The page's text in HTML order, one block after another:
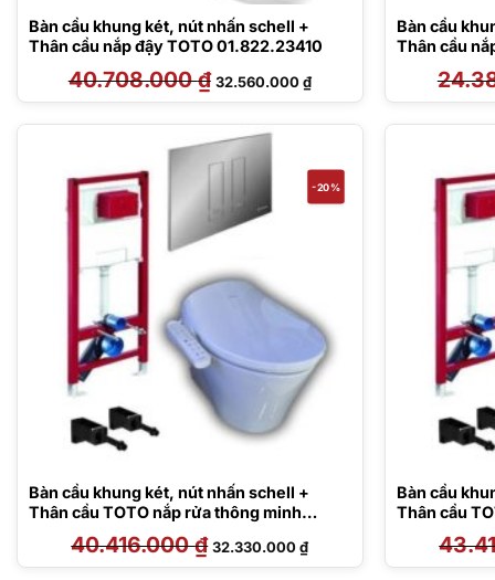
Bàn cầu khung két, nút nhấn schell +
Thân cầu nắp đậy TOTO 01.822.23410
40.708.000₫ Giá
gốc
là:
32.560.000₫Giá
hiện
tại
32.560.000 ₫.
Bàn cầu
Thân cầu
-20%
Bàn cầu khung két, nút nhấn schell +
Thân cầu TOTO nắp rửa thông minh
Daelim Dobidos 01.822.5500
40.416.000₫ Giá
gốc
là:
32.330.000₫Giá
hiện
tại
Bàn cầu
Thân cầu